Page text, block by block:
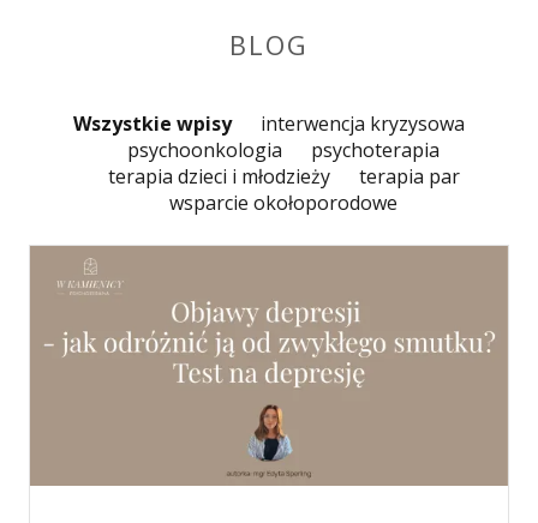
BLOG
Wszystkie wpisy
interwencja kryzysowa
psychoonkologia
psychoterapia
terapia dzieci i młodzieży
terapia par
wsparcie okołoporodowe